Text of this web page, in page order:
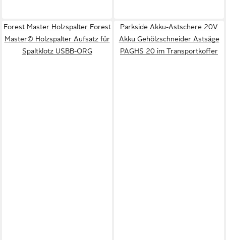
Forest Master Holzspalter Forest
Master© Holzspalter Aufsatz für
Spaltklotz USBB-ORG
Parkside Akku-Astschere 20V
Akku Gehölzschneider Astsäge
PAGHS 20 im Transportkoffer